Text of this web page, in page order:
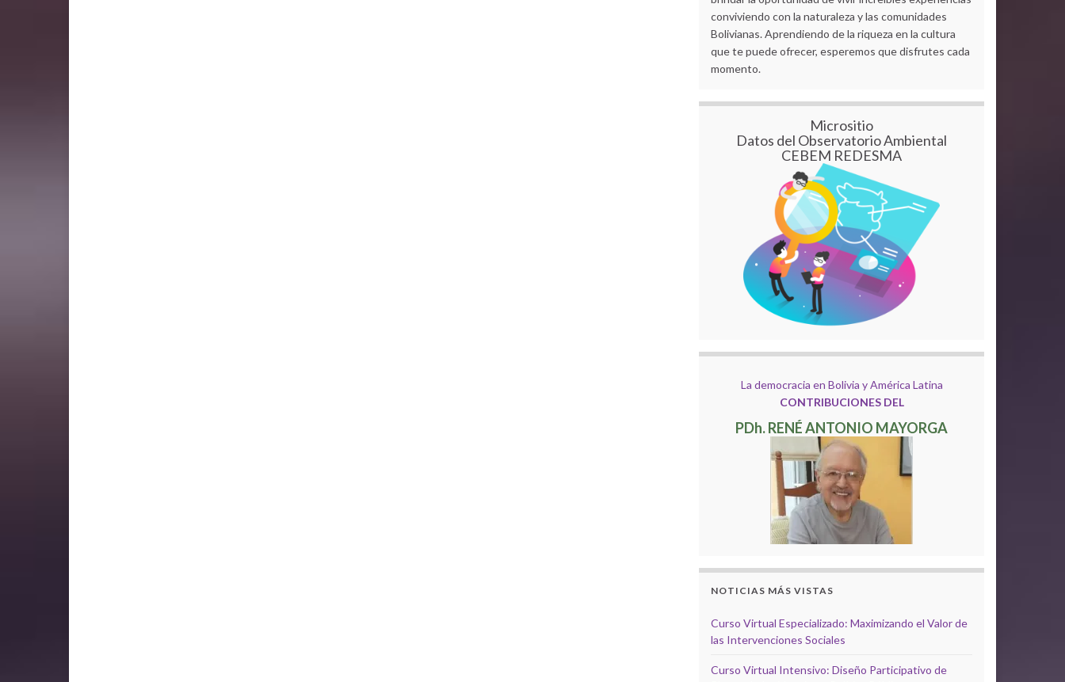
conviviendo con la naturaleza y las comunidades
Bolivianas. Aprendiendo de la riqueza en la cultura
que te puede ofrecer, esperemos que disfrutes cada
momento.
Micrositio
Datos del Observatorio Ambiental
CEBEM REDESMA
La democracia en Bolivia y América Latina
CONTRIBUCIONES DEL
PDh. RENÉ ANTONIO MAYORGA
NOTICIAS MÁS VISTAS
Curso Virtual Especializado: Maximizando el Valor de
las Intervenciones Sociales
Curso Virtual Intensivo: Diseño Participativo de